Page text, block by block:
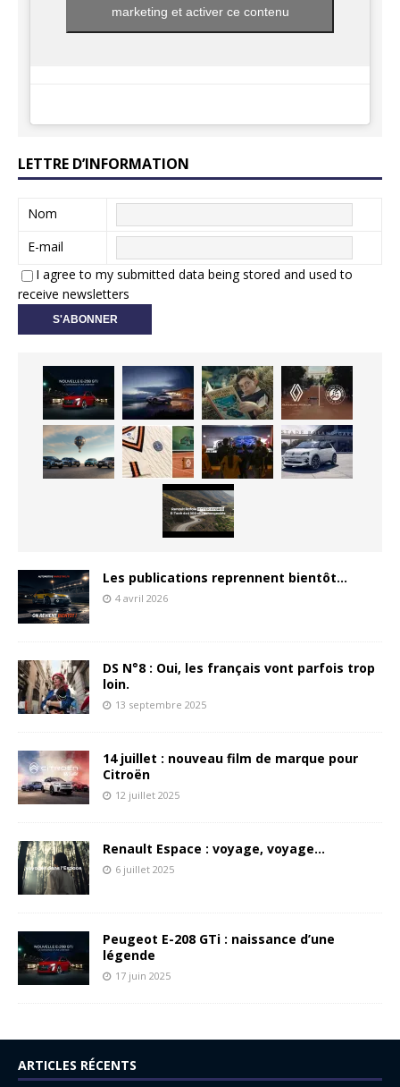
marketing et activer ce contenu
LETTRE D’INFORMATION
Nom
E-mail
I agree to my submitted data being stored and used to
receive newsletters
Les publications reprennent bientôt…
4 avril 2026
DS N°8 : Oui, les français vont parfois trop
loin.
13 septembre 2025
14 juillet : nouveau film de marque pour
Citroën
12 juillet 2025
Renault Espace : voyage, voyage…
6 juillet 2025
Peugeot E-208 GTi : naissance d’une
légende
17 juin 2025
ARTICLES RÉCENTS